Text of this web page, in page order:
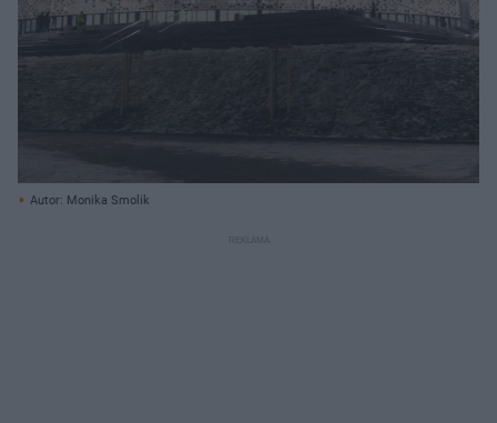
Autor: Monika Smolik